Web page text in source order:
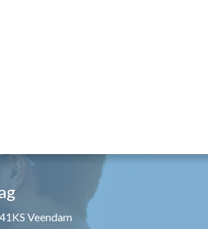
Veendam